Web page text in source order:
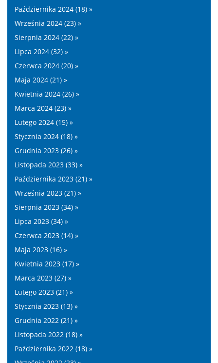
Października 2024 (18) »
Września 2024 (23) »
Sierpnia 2024 (22) »
Lipca 2024 (32) »
Czerwca 2024 (20) »
Maja 2024 (21) »
Kwietnia 2024 (26) »
Marca 2024 (23) »
Lutego 2024 (15) »
Stycznia 2024 (18) »
Grudnia 2023 (26) »
Listopada 2023 (33) »
Października 2023 (21) »
Września 2023 (21) »
Sierpnia 2023 (34) »
Lipca 2023 (34) »
Czerwca 2023 (14) »
Maja 2023 (16) »
Kwietnia 2023 (17) »
Marca 2023 (27) »
Lutego 2023 (21) »
Stycznia 2023 (13) »
Grudnia 2022 (21) »
Listopada 2022 (18) »
Października 2022 (18) »